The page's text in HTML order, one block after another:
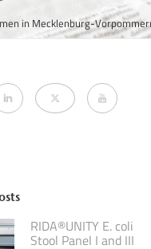
in Mecklenburg-
RIDA®UNITY E. coli
Stool Panel I and III